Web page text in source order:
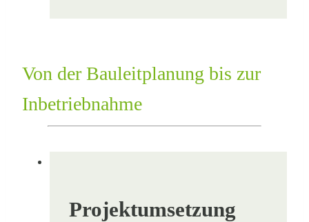
Von der Bauleitplanung bis zur
Inbetriebnahme
Projektumsetzung